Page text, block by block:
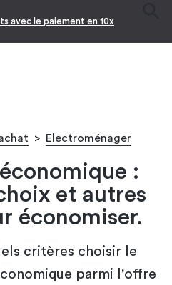
avec le paiement en 10x
> Electroménager
:
et autres
économiser.
critères choisir le
parmi l'offre